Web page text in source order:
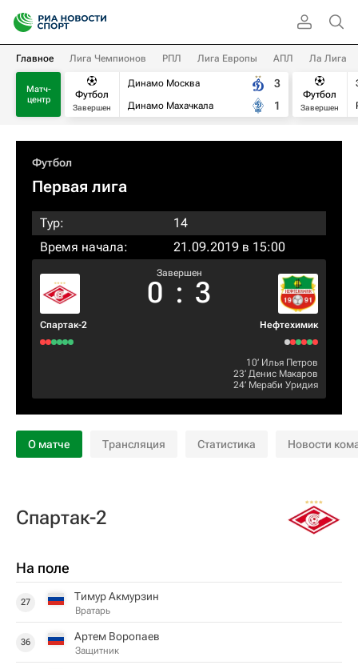
Главное Лига Чемпионов РПЛ Лига Европы АПЛ Ла Лига
Матч-
центр
Футбол
Завершен
Динамо Москва
Динамо Махачкала
3
1
Футбол
Завершен
Футбол
Первая лига
Тур:
14
Время начала:
21.09.2019 в 15:00
Спартак-2
Завершен
0 : 3
Нефтехимик
10‎’‎ Илья Петров
23‎’‎ Денис Макаров
24‎’‎ Мераби Уридия
О матче Трансляция Статистика Новости
Спартак-2
На поле
27 Тимур Акмурзин
Вратарь
36 Артем Воропаев
Защитник